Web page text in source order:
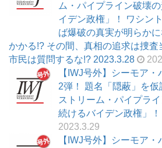
ム・パイプライン破壊
イデン政権」！ ワシン
ば爆破の真実が明らか
かかる!? その間、真相の追求は捜査
市民は質問するな!? 2023.3.28
【IWJ号外】シーモア
2弾！ 題名「隠蔽」を
ストリーム・パイプラ
続けるバイデン政権」
2023.3.29
【IWJ号外】シーモア